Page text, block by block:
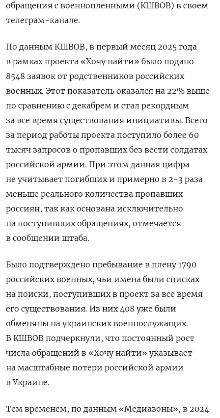
обращения с военнопленными (КШВОВ) в своем
телеграм-канале.
По данным КШВОВ, в первый месяц 2025 года
в рамках проекта «Хочу найти» было подано
8548 заявок от родственников российских
военных. Этот показатель оказался на 22% выше
по сравнению с декабрем и стал рекордным
за все время существования инициативы. Всего
за период работы проекта поступило более 60
тысяч запросов о пропавших без вести солдатах
российской армии. При этом данная цифра
не учитывает погибших и примерно в 2-3 раза
меньше реального количества пропавших
россиян, так как основана исключительно
на поступивших обращениях, отмечается
в сообщении штаба.
Было подтверждено пребывание в плену 1790
российских военных, чьи имена были списках
на поиски, поступивших в проект за все время
его существования. Из них 408 уже были
обменяны на украинских военнослужащих.
В КШВОВ подчеркнули, что постоянный рост
числа обращений в «Хочу найти» указывает
на масштабные потери российской армии
в Украине.
Тем временем, по данным «Медиазоны», в 2024